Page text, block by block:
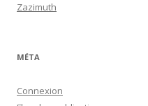
Zazimuth
MÉTA
Connexion